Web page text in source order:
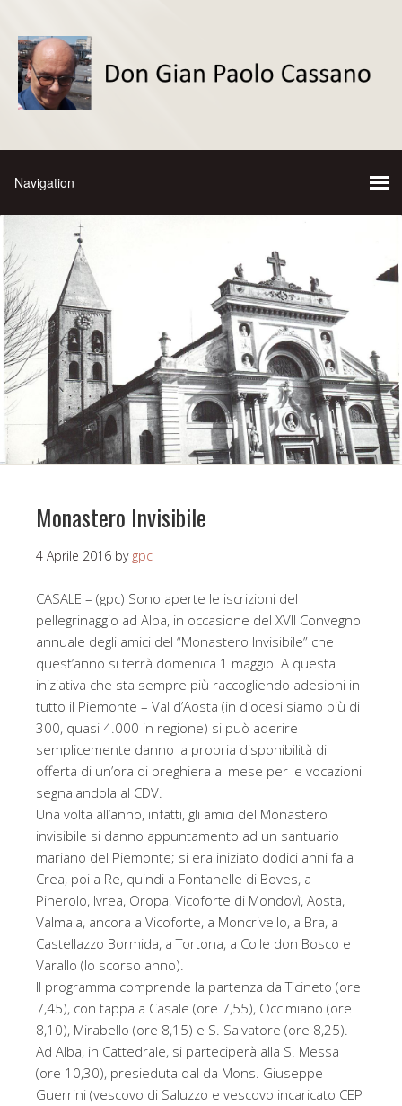
Monastero Invisibile
4 Aprile 2016 by gpc
CASALE – (gpc) Sono aperte le iscrizioni del
pellegrinaggio ad Alba, in occasione del XVII Convegno
annuale degli amici del “Monastero Invisibile” che
quest’anno si terrà domenica 1 maggio. A questa
iniziativa che sta sempre più raccogliendo adesioni in
tutto il Piemonte – Val d’Aosta (in diocesi siamo più di
300, quasi 4.000 in regione) si può aderire
semplicemente danno la propria disponibilità di
offerta di un’ora di preghiera al mese per le vocazioni
segnalandola al CDV.
Una volta all’anno, infatti, gli amici del Monastero
invisibile si danno appuntamento ad un santuario
mariano del Piemonte; si era iniziato dodici anni fa a
Crea, poi a Re, quindi a Fontanelle di Boves, a
Pinerolo, Ivrea, Oropa, Vicoforte di Mondovì, Aosta,
Valmala, ancora a Vicoforte, a Moncrivello, a Bra, a
Castellazzo Bormida, a Tortona, a Colle don Bosco e
Varallo (lo scorso anno).
Il programma comprende la partenza da Ticineto (ore
7,45), con tappa a Casale (ore 7,55), Occimiano (ore
8,10), Mirabello (ore 8,15) e S. Salvatore (ore 8,25).
Ad Alba, in Cattedrale, si parteciperà alla S. Messa
(ore 10,30), presieduta dal da Mons. Giuseppe
Guerrini (vescovo di Saluzzo e vescovo incaricato CEP